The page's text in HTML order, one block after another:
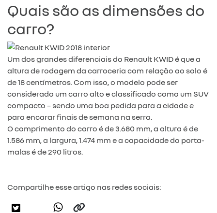
Quais são as dimensões do
carro?
Um dos grandes diferenciais do Renault KWID é que a
altura de rodagem da carroceria com relação ao solo é
de 18 centímetros. Com isso, o modelo pode ser
considerado um carro alto e classificado como um SUV
compacto – sendo uma boa pedida para a cidade e
para encarar finais de semana na serra.
O comprimento do carro é de 3.680 mm, a altura é de
1.586 mm, a largura, 1.474 mm e a capacidade do porta-
malas é de 290 litros.
Compartilhe esse artigo nas redes sociais: